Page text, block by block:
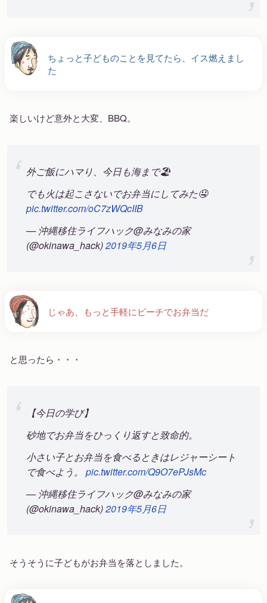
ちょっと子どものことを見てたら、イス燃えまし
た
楽しいけど意外と大変、BBQ。
外ご飯にハマり、今日も海まで🏖
でも火は起こさないでお弁当にしてみた🤤
pic.twitter.com/oC7zWQcIIB
— 沖縄移住ライフハック@みなみの家
(@okinawa_hack)2019年5月6日
じゃあ、もっと手軽にビーチでお弁当だ
と思ったら・・・
【今日の学び】
砂地でお弁当をひっくり返すと致命的。
小さい子とお弁当を食べるときはレジャーシート
で食べよう。 pic.twitter.com/Q9O7ePJsMc
— 沖縄移住ライフハック@みなみの家
(@okinawa_hack)2019年5月6日
そうそうに子どもがお弁当を落としました。